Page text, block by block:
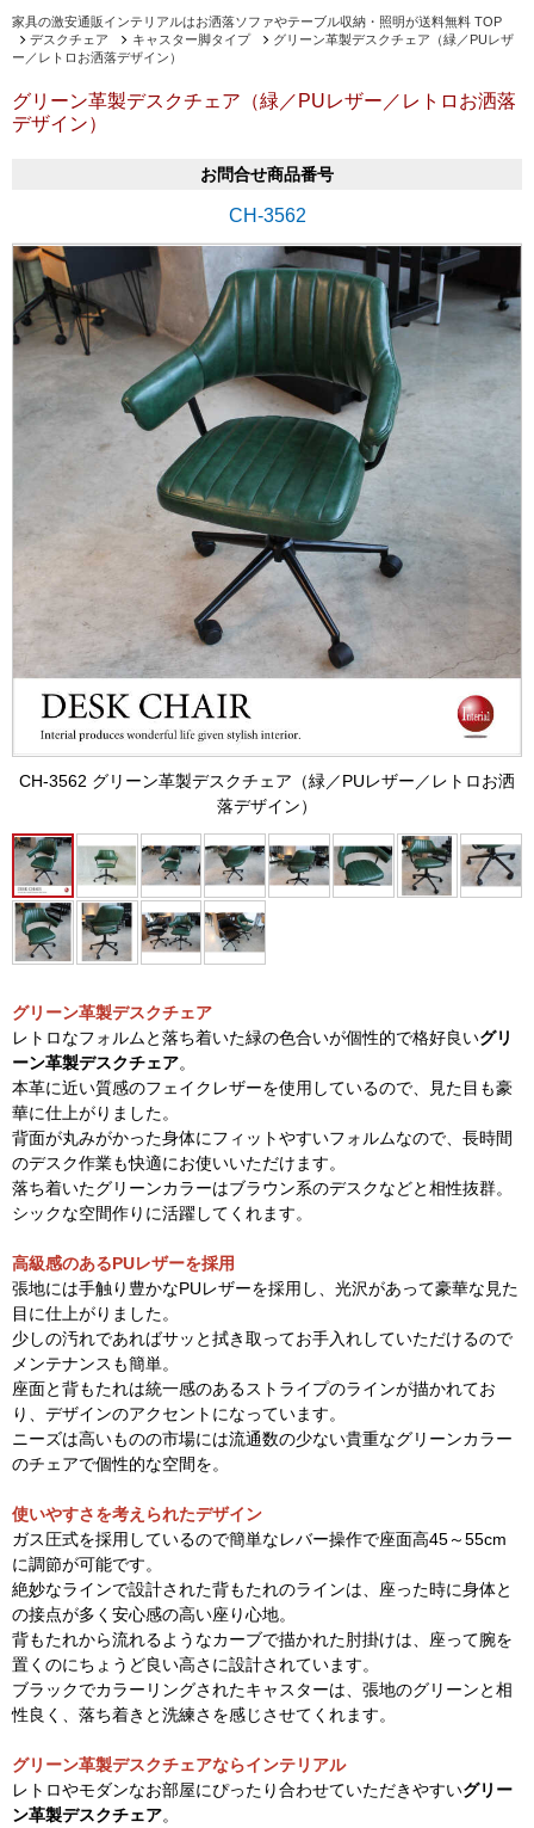
家具の激安通販インテリアルはお洒落ソファやテーブル収納・照明が送料無料 TOP
デスクチェア
キャスター脚タイプ
グリーン革製デスクチェア（緑／PUレザ
ー／レトロお洒落デザイン）
グリーン革製デスクチェア（緑／PUレザー／レトロお洒落
デザイン）
お問合せ商品番号
CH-3562
CH-3562 グリーン革製デスクチェア（緑／PUレザー／レトロお洒
落デザイン）
グリーン革製デスクチェア
レトロなフォルムと落ち着いた緑の色合いが個性的で格好良いグリ
ーン革製デスクチェア。
本革に近い質感のフェイクレザーを使用しているので、見た目も豪
華に仕上がりました。
背面が丸みがかった身体にフィットやすいフォルムなので、長時間
のデスク作業も快適にお使いいただけます。
落ち着いたグリーンカラーはブラウン系のデスクなどと相性抜群。
シックな空間作りに活躍してくれます。
高級感のあるPUレザーを採用
張地には手触り豊かなPUレザーを採用し、光沢があって豪華な見た
目に仕上がりました。
少しの汚れであればサッと拭き取ってお手入れしていただけるので
メンテナンスも簡単。
座面と背もたれは統一感のあるストライプのラインが描かれてお
り、デザインのアクセントになっています。
ニーズは高いものの市場には流通数の少ない貴重なグリーンカラー
のチェアで個性的な空間を。
使いやすさを考えられたデザイン
ガス圧式を採用しているので簡単なレバー操作で座面高45～55cm
に調節が可能です。
絶妙なラインで設計された背もたれのラインは、座った時に身体と
の接点が多く安心感の高い座り心地。
背もたれから流れるようなカーブで描かれた肘掛けは、座って腕を
置くのにちょうど良い高さに設計されています。
ブラックでカラーリングされたキャスターは、張地のグリーンと相
性良く、落ち着きと洗練さを感じさせてくれます。
グリーン革製デスクチェアならインテリアル
レトロやモダンなお部屋にぴったり合わせていただきやすいグリー
ン革製デスクチェア。